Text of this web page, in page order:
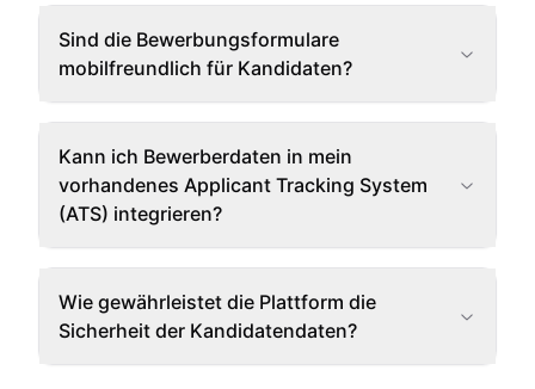
Sind die Bewerbungsformulare
mobilfreundlich für Kandidaten?
Kann ich Bewerberdaten in mein
vorhandenes Applicant Tracking System
(ATS) integrieren?
Wie gewährleistet die Plattform die
Sicherheit der Kandidatendaten?